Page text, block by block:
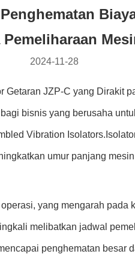
Pemeliharaan
2024-11-28
JZP-C yang Dirakit
bisnis yang berusaha
Vibration
umur panjang
yang mengarah
melibatkan jadwal
penghematan